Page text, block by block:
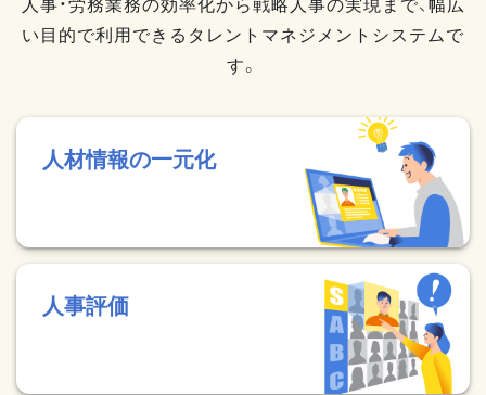
い目的で利用できるタレントマネジメントシステムで
す。
人材情報の一元化
人事評価